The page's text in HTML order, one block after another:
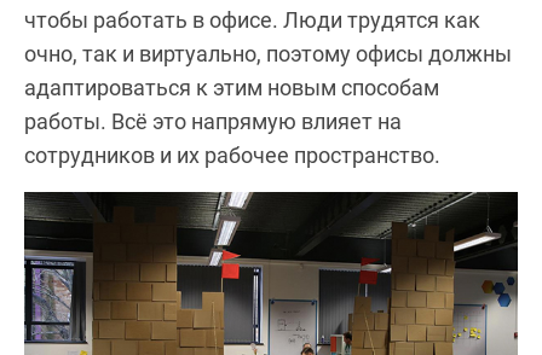
чтобы работать в офисе. Люди трудятся как
очно, так и виртуально, поэтому офисы должны
адаптироваться к этим новым способам
работы. Всё это напрямую влияет на
сотрудников и их рабочее пространство.